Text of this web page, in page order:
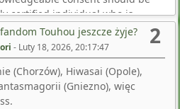
certified individual who is
relationship. Precautions:
required throughout
and platelet counts for signs of
anaemia, leukopenia, or
an interruption in treatment
marrow recovery); renal
2
Touhou jeszcze żyje?
- Luty 18, 2026, 20:17:47
(Chorzów), Hiwasai (Opole),
(Gniezno), więc